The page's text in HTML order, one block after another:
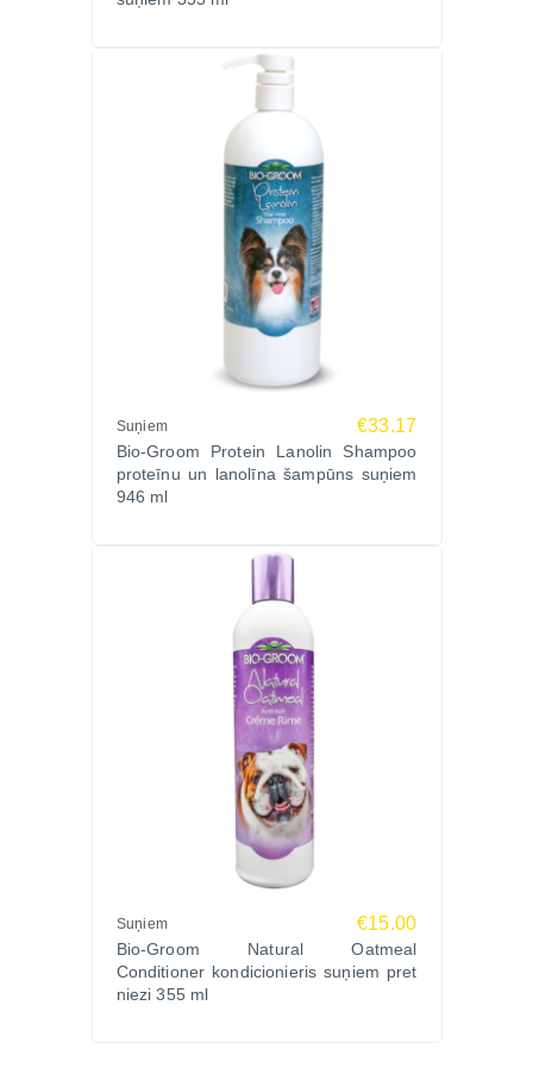
Suņiem €33.17
Bio-Groom Protein Lanolin Shampoo
proteīnu un lanolīna šampūns suņiem
946 ml
Suņiem €15.00
Bio-Groom Natural Oatmeal
Conditioner kondicionieris suņiem pret
niezi 355 ml